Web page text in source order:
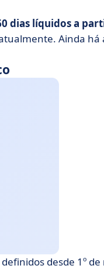
dias líquidos a
Ainda há
desde 1º